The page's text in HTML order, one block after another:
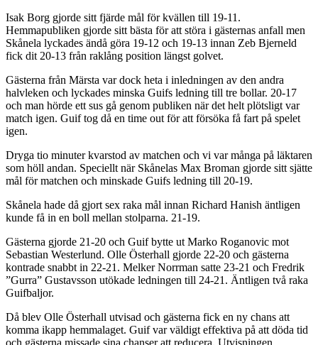
Isak Borg gjorde sitt fjärde mål för kvällen till 19-11.
Hemmapubliken gjorde sitt bästa för att störa i gästernas anfall men
Skånela lyckades ändå göra 19-12 och 19-13 innan Zeb Bjerneld
fick dit 20-13 från raklång position längst golvet.
Gästerna från Märsta var dock heta i inledningen av den andra
halvleken och lyckades minska Guifs ledning till tre bollar. 20-17
och man hörde ett sus gå genom publiken när det helt plötsligt var
match igen. Guif tog då en time out för att försöka få fart på spelet
igen.
Dryga tio minuter kvarstod av matchen och vi var många på läktaren
som höll andan. Speciellt när Skånelas Max Broman gjorde sitt sjätte
mål för matchen och minskade Guifs ledning till 20-19.
Skånela hade då gjort sex raka mål innan Richard Hanish äntligen
kunde få in en boll mellan stolparna. 21-19.
Gästerna gjorde 21-20 och Guif bytte ut Marko Roganovic mot
Sebastian Westerlund. Olle Österhall gjorde 22-20 och gästerna
kontrade snabbt in 22-21. Melker Norrman satte 23-21 och Fredrik
”Gurra” Gustavsson utökade ledningen till 24-21. Äntligen två raka
Guifbaljor.
Då blev Olle Österhall utvisad och gästerna fick en ny chans att
komma ikapp hemmalaget. Guif var väldigt effektiva på att döda tid
och gästerna missade sina chanser att reducera. Utvisningen